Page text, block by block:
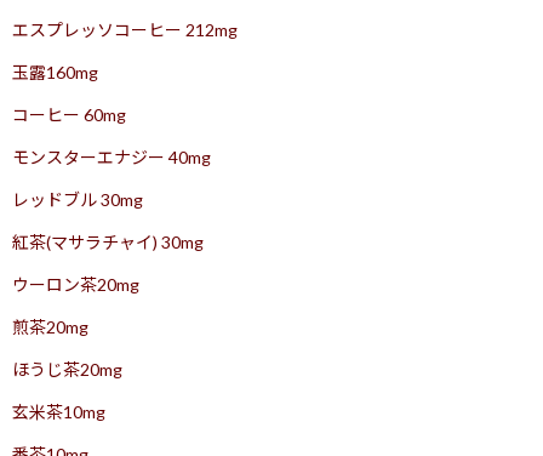
エスプレッソコーヒー 212mg
玉露160mg
コーヒー 60mg
モンスターエナジー 40mg
レッドブル 30mg
紅茶(マサラチャイ) 30mg
ウーロン茶20mg
煎茶20mg
ほうじ茶20mg
玄米茶10mg